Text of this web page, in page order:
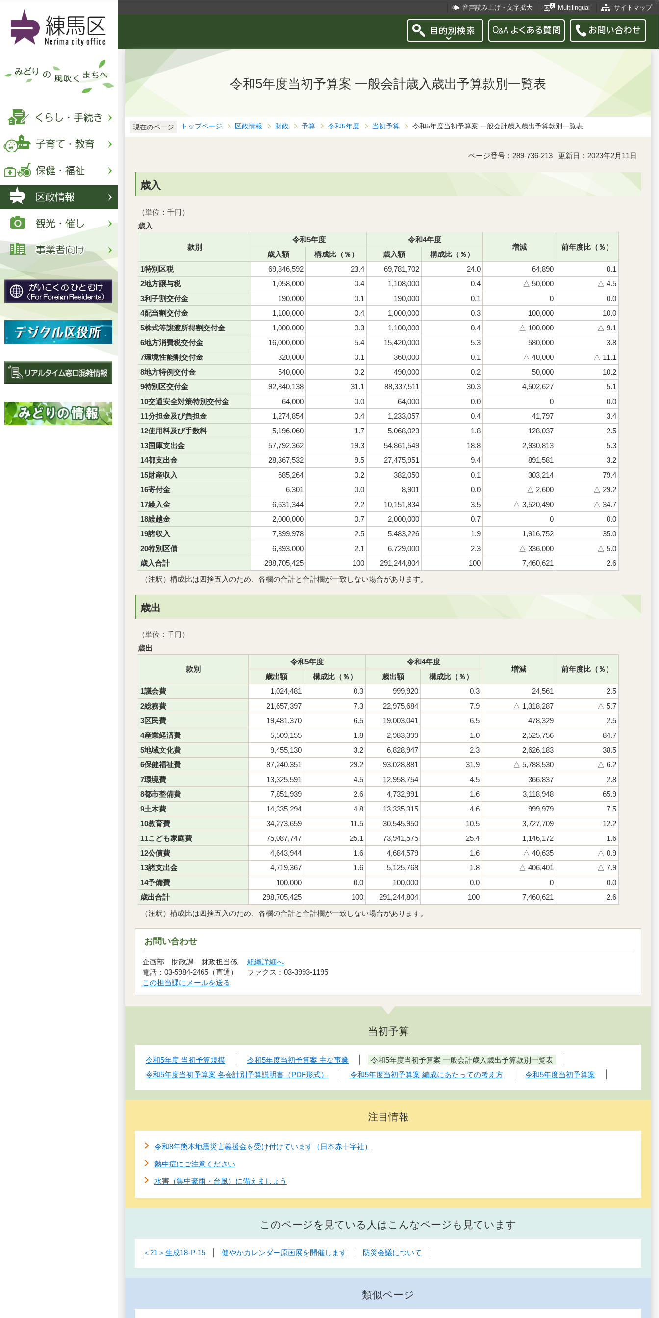
音声読み上げ・文字拡大 Multilingual サイトマップ
令和5年度当初予算案 一般会計歳入歳出予算款別一覧表
現在のページ トップページ 区政情報 財政 予算 令和5年度 当初予算 令和5年度当初予算案 一般会計歳入歳出予算款別一覧表
ページ番号：289-736-213 更新日：2023年2月11日
歳入
（単位：千円）
歳入
款別
令和5年度
令和4年度
増減
前年度比（％）
歳入額
構成比（％） 歳入額
構成比（％）
1特別区税
69,846,592 23.4 69,781,702 24.0 64,890
0.1
2地方譲与税
1,058,000 0.4 1,108,000 0.4 △ 50,000
△ 4.5
3利子割交付金
190,000 0.1 190,000 0.1 0
0.0
4配当割交付金
1,100,000 0.4 1,000,000 0.3 100,000
10.0
5株式等譲渡所得割交付金
1,000,000 0.3 1,100,000 0.4 △ 100,000
△ 9.1
6地方消費税交付金
16,000,000 5.4 15,420,000 5.3 580,000
3.8
7環境性能割交付金
320,000 0.1 360,000 0.1 △ 40,000
△ 11.1
8地方特例交付金
540,000 0.2 490,000 0.2 50,000
10.2
9特別区交付金
92,840,138 31.1 88,337,511 30.3 4,502,627
5.1
10交通安全対策特別交付金
64,000 0.0 64,000 0.0 0
0.0
11分担金及び負担金
1,274,854 0.4 1,233,057 0.4 41,797
3.4
12使用料及び手数料
5,196,060 1.7 5,068,023 1.8 128,037
2.5
13国庫支出金
57,792,362 19.3 54,861,549 18.8 2,930,813
5.3
14都支出金
28,367,532 9.5 27,475,951 9.4 891,581
3.2
15財産収入
685,264 0.2 382,050 0.1 303,214
79.4
16寄付金
6,301 0.0 8,901 0.0 △ 2,600
△ 29.2
17繰入金
6,631,344 2.2 10,151,834 3.5 △ 3,520,490
△ 34.7
18繰越金
2,000,000 0.7 2,000,000 0.7 0
0.0
19諸収入
7,399,978 2.5 5,483,226 1.9 1,916,752
35.0
20特別区債
6,393,000 2.1 6,729,000 2.3 △ 336,000
△ 5.0
歳入合計
298,705,425 100 291,244,804 100 7,460,621
2.6
（注釈）構成比は四捨五入のため、各欄の合計と合計欄が一致しない場合があります。
歳出
（単位：千円）
歳出
款別
令和5年度
令和4年度
増減
前年度比（％）
歳出額
構成比（％） 歳出額
構成比（％）
1議会費
1,024,481 0.3 999,920 0.3 24,561
2.5
2総務費
21,657,397 7.3 22,975,684 7.9 △ 1,318,287
△ 5.7
3区民費
19,481,370 6.5 19,003,041 6.5 478,329
2.5
4産業経済費
5,509,155 1.8 2,983,399 1.0 2,525,756
84.7
5地域文化費
9,455,130 3.2 6,828,947 2.3 2,626,183
38.5
6保健福祉費
87,240,351 29.2 93,028,881 31.9 △ 5,788,530
△ 6.2
7環境費
13,325,591 4.5 12,958,754 4.5 366,837
2.8
8都市整備費
7,851,939 2.6 4,732,991 1.6 3,118,948
65.9
9土木費
14,335,294 4.8 13,335,315 4.6 999,979
7.5
10教育費
34,273,659 11.5 30,545,950 10.5 3,727,709
12.2
11こども家庭費
75,087,747 25.1 73,941,575 25.4 1,146,172
1.6
12公債費
4,643,944 1.6 4,684,579 1.6 △ 40,635
△ 0.9
13諸支出金
4,719,367 1.6 5,125,768 1.8 △ 406,401
△ 7.9
14予備費
100,000 0.0 100,000 0.0 0
0.0
歳出合計
298,705,425 100 291,244,804 100 7,460,621
2.6
（注釈）構成比は四捨五入のため、各欄の合計と合計欄が一致しない場合があります。
お問い合わせ
企画部 財政課 財政担当係 組織詳細へ
電話：03-5984-2465（直通） ファクス：03-3993-1195
この担当課にメールを送る
当初予算
令和5年度 当初予算規模 令和5年度当初予算案 主な事業
令和5年度当初予算案 一般会計歳入歳出予算款別一覧表
令和5年度当初予算案 各会計別予算説明書（PDF形式）
令和5年度当初予算案 編成にあたっての考え方 令和5年度当初予算案
注目情報
令和8年熊本地震災害義援金を受け付けています（日本赤十字社）
熱中症にご注意ください
水害（集中豪雨・台風）に備えましょう
このページを見ている人はこんなページも見ています
＜21＞生成18-P-15 健やかカレンダー原画展を開催します 防災会議について
類似ページ